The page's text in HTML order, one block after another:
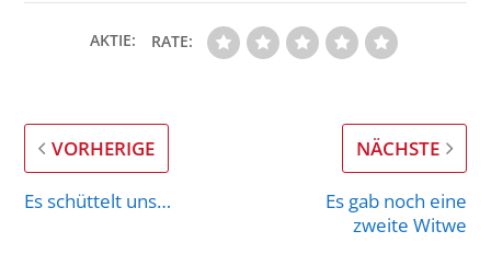
AKTIE: RATE:
VORHERIGE
Es schüttelt uns…
NÄCHSTE
Es gab noch eine
zweite Witwe